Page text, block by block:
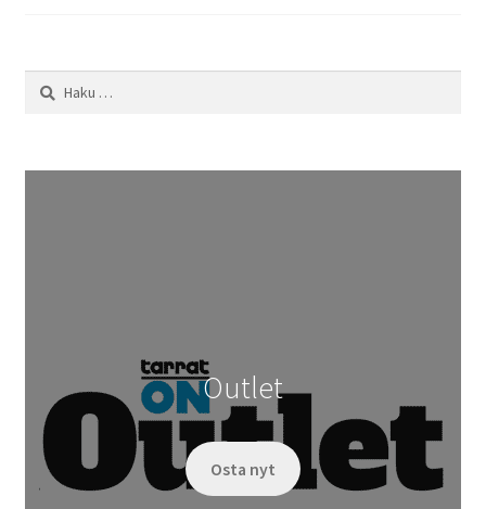
Haku:
Outlet
Osta nyt